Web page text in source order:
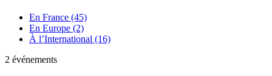
En France (45)
En Europe (2)
À l’International (16)
2 événements